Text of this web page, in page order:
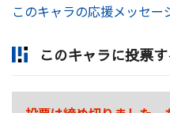
このキャラの応援メッセー
このキャラに投票す